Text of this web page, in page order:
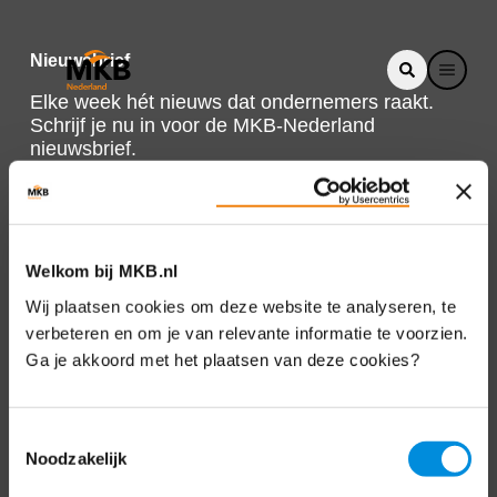
Welkom bij MKB.nl
Wij plaatsen cookies om deze website te analyseren, te
verbeteren en om je van relevante informatie te voorzien.
Ga je akkoord met het plaatsen van deze cookies?
Noodzakelijk
Nieuwsbrief
Elke week hét nieuws dat ondernemers raakt.
Schrijf je nu in voor de MKB-Nederland
nieuwsbrief.
Direct naar
Over ons
Bezuidenhoutseweg 12